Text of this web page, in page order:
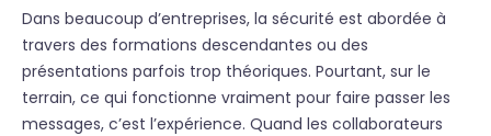
Dans beaucoup d’entreprises, la sécurité est abordée à
travers des formations descendantes ou des
présentations parfois trop théoriques. Pourtant, sur le
terrain, ce qui fonctionne vraiment pour faire passer les
messages, c’est l’expérience. Quand les collaborateurs